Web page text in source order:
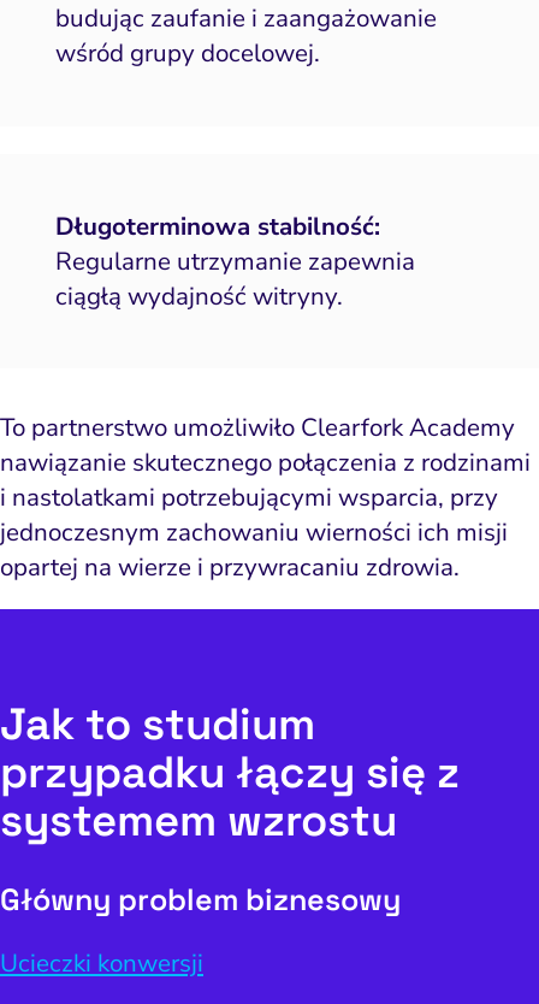
budując zaufanie i zaangażowanie
wśród grupy docelowej.
Długoterminowa stabilność:
Regularne utrzymanie zapewnia
ciągłą wydajność witryny.
To partnerstwo umożliwiło Clearfork Academy
nawiązanie skutecznego połączenia z rodzinami
i nastolatkami potrzebującymi wsparcia, przy
jednoczesnym zachowaniu wierności ich misji
opartej na wierze i przywracaniu zdrowia.
Jak to studium
przypadku łączy się z
systemem wzrostu
Główny problem biznesowy
Ucieczki konwersji